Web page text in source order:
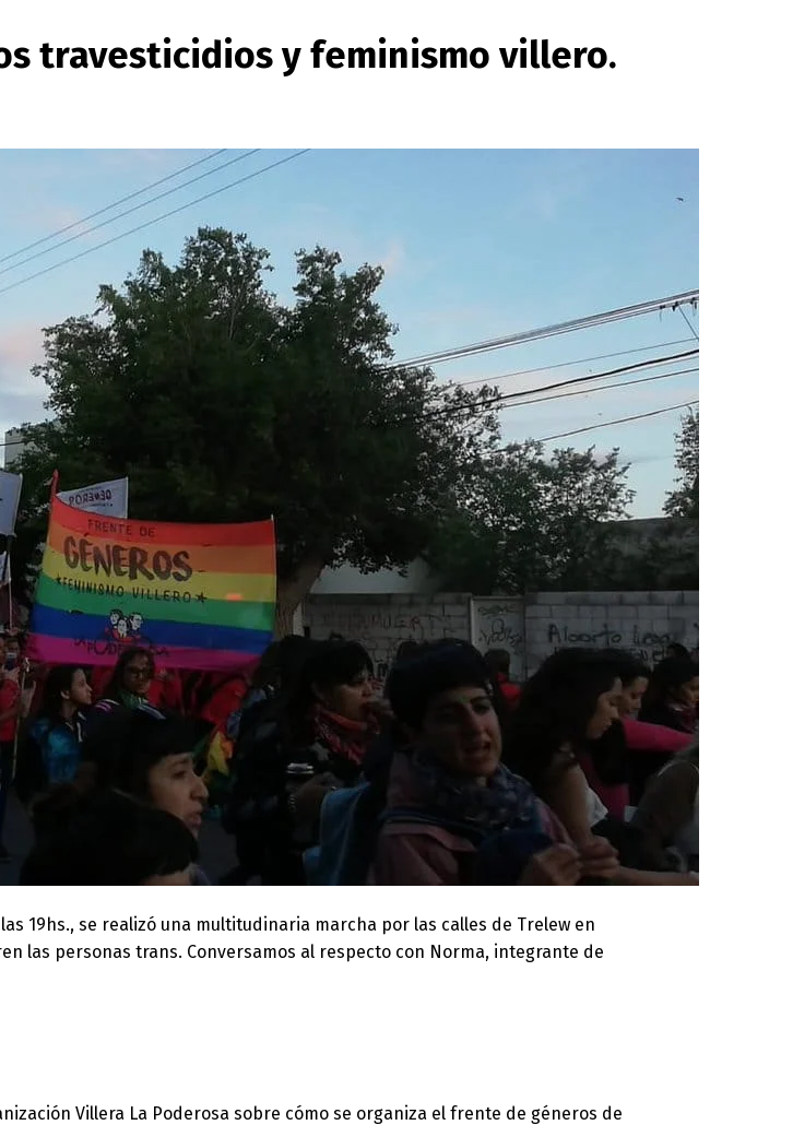
travesticidios y feminismo villero.
19hs., se realizó una multitudinaria marcha por las calles de Trelew en
las personas trans. Conversamos al respecto con Norma, integrante de
Villera La Poderosa sobre cómo se organiza el frente de géneros de